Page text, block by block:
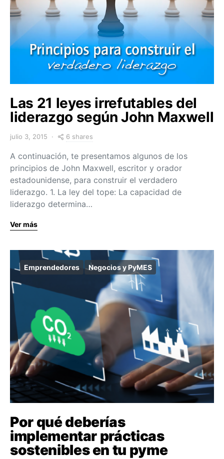
Las 21 leyes irrefutables del
liderazgo según John Maxwell
julio 3, 2015 6 shares
A continuación, te presentamos algunos de los
principios de John Maxwell, escritor y orador
estadounidense, para construir el verdadero
liderazgo. 1. La ley del tope: La capacidad de
liderazgo determina…
Ver más
Emprendedores Negocios y PyMES
Por qué deberías
implementar prácticas
sostenibles en tu pyme